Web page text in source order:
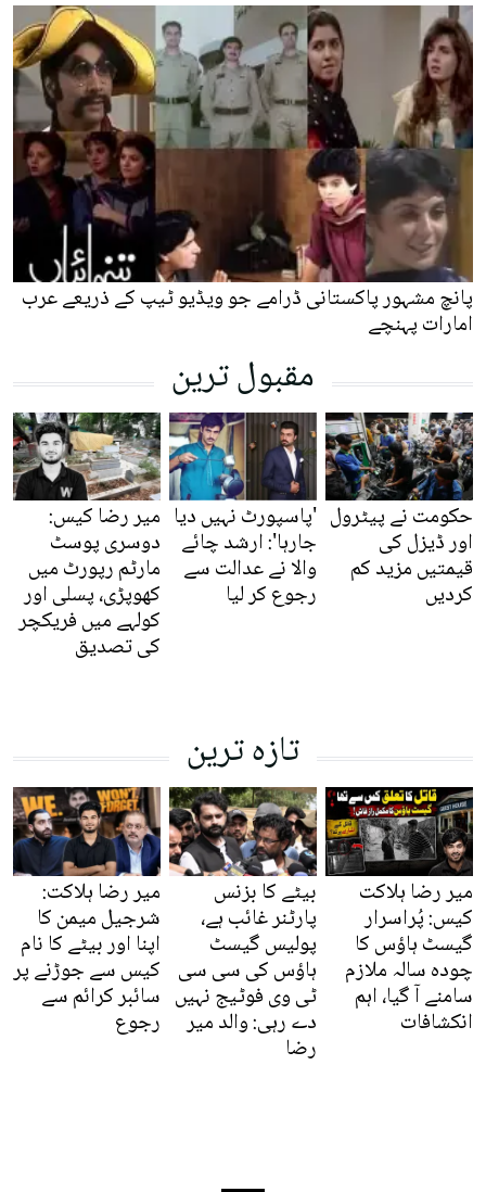
پانچ مشہور پاکستانی ڈرامے جو ویڈیو ٹیپ کے ذریعے عرب
امارات پہنچے
مقبول ترین
حکومت نے پیٹرول
اور ڈیزل کی
قیمتیں مزید کم
کردیں
'پاسپورٹ نہیں دیا
جارہا': ارشد چائے
والا نے عدالت سے
رجوع کر لیا
میر رضا کیس:
دوسری پوسٹ
مارٹم رپورٹ میں
کھوپڑی، پسلی اور
کولہے میں فریکچر
کی تصدیق
تازہ ترین
میر رضا ہلاکت
کیس: پُراسرار
گیسٹ ہاؤس کا
چودہ سالہ ملازم
سامنے آ گیا، اہم
انکشافات
بیٹے کا بزنس
پارٹنر غائب ہے،
پولیس گیسٹ
ہاؤس کی سی سی
ٹی وی فوٹیج نہیں
دے رہی: والد میر
رضا
میر رضا ہلاکت:
شرجیل میمن کا
اپنا اور بیٹے کا نام
کیس سے جوڑنے پر
سائبر کرائم سے
رجوع